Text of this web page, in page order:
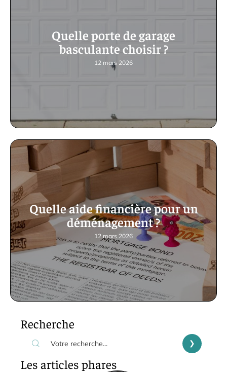
Quelle porte de garage
basculante choisir ?
12 mars 2026
Quelle aide financière pour un
déménagement ?
12 mars 2026
Recherche
Les articles phares